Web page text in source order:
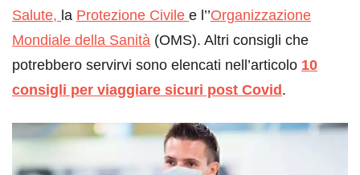
Salute, la Protezione Civile e l’’Organizzazione
Mondiale della Sanità (OMS). Altri consigli che
potrebbero servirvi sono elencati nell’articolo 10
consigli per viaggiare sicuri post Covid .